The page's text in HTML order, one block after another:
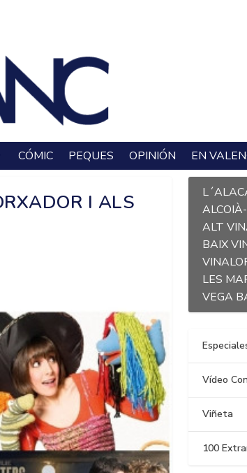
CÓMIC PEQUES OPINIÓN EN
I ALS
ALT
BAIX
LES
VEGA
Vídeo
Viñeta
100